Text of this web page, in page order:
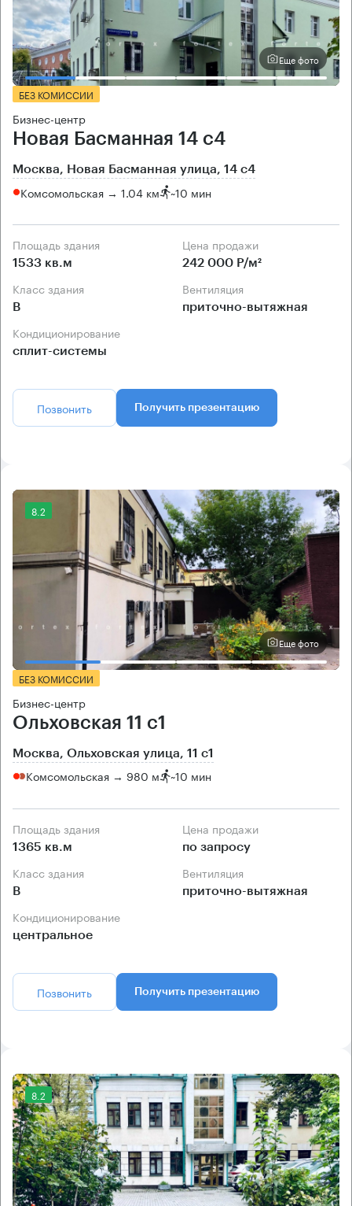
Еще фото
БЕЗ КОМИССИИ
Бизнес-центр
Новая Басманная 14 с4
Москва, Новая Басманная улица, 14 с4
Комсомольская → 1.04 км ~10 мин
Площадь здания
1533 кв.м
Цена продажи
242 000 Р/м²
Класс здания
B
Вентиляция
приточно-вытяжная
Кондиционирование
сплит-системы
Позвонить Получить презентацию
8.2
Еще фото
БЕЗ КОМИССИИ
Бизнес-центр
Ольховская 11 с1
Москва, Ольховская улица, 11 с1
Комсомольская → 980 м ~10 мин
Площадь здания
1365 кв.м
Цена продажи
по запросу
Класс здания
B
Вентиляция
приточно-вытяжная
Кондиционирование
центральное
Позвонить Получить презентацию
8.2